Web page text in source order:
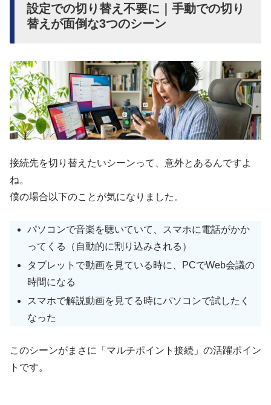
設定での切り替え不要に｜手動での切り
替えが面倒な3つのシーン
接続先を切り替えたいシーンって、意外とあるんですよ
ね。
僕の場合以下のことが気になりました。
パソコンで音楽を聴いていて、スマホに電話がかか
ってくる（自動的に割り込みされる）
タブレットで動画を見ている時に、PCでWeb会議の
時間になる
スマホで解説動画を見てる時にパソコンで試したく
なった
このシーンがまさに「マルチポイント接続」の活躍ポイン
トです。